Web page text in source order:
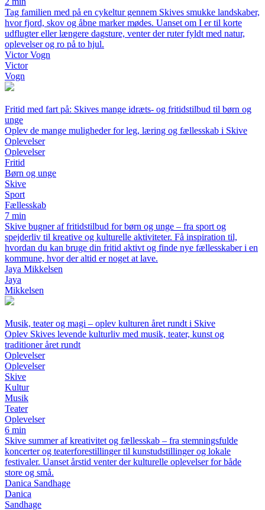
Tag familien med på en cykeltur gennem Skives smukke landskaber,
hvor fjord, skov og åbne marker mødes. Uanset om I er til korte
udflugter eller længere dagsture, venter der ruter fyldt med natur,
oplevelser og ro på to hjul.
Victor Vogn
Victor
Vogn
Fritid med fart på: Skives mange idræts- og fritidstilbud til børn og
unge
Oplev de mange muligheder for leg, læring og fællesskab i Skive
Oplevelser
Oplevelser
Fritid
Børn og unge
Skive
Sport
Fællesskab
7 min
Skive bugner af fritidstilbud for børn og unge – fra sport og
spejderliv til kreative og kulturelle aktiviteter. Få inspiration til,
hvordan du kan bruge din fritid aktivt og finde nye fællesskaber i en
kommune, hvor der altid er noget at lave.
Jaya Mikkelsen
Jaya
Mikkelsen
Musik, teater og magi – oplev kulturen året rundt i Skive
Oplev Skives levende kulturliv med musik, teater, kunst og
traditioner året rundt
Oplevelser
Oplevelser
Skive
Kultur
Musik
Teater
Oplevelser
6 min
Skive summer af kreativitet og fællesskab – fra stemningsfulde
koncerter og teaterforestillinger til kunstudstillinger og lokale
festivaler. Uanset årstid venter der kulturelle oplevelser for både
store og små.
Danica Sandhage
Danica
Sandhage